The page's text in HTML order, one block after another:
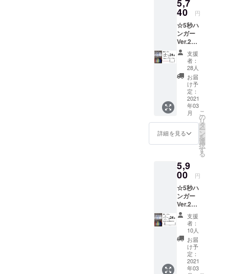
料：無
料
☆CAM
PFIRE
特別割
引価
格：
3600円
（税
込）
「定価
20％OF
F」 ※割
引率は
商品価
表記で
す。 ※
ご注文
状況、
使用部
材の供
給状
況、製
造工程
上の都
合等に
より出
荷時期
が遅れ
5,7
40 円
☆5秒ハ
ンガー
Ver.2×2
4セット
+ハンギ
ング
バー
(35cm)
×1個 ☆
販売予
定価
格：
6480円
+880円
＝7360
円（税
配送
料：無
料
☆CAM
PFIRE
特別割
引価
格：
5740円
（税
込）
「定価
22％OF
支援
者：
28人
お届
け予
定：
2021
年03
月
詳細を見る
こ
の
リ
タ
ー
ン
を
選
択
す
る
5,9
00 円
☆5秒ハ
ンガー
Ver.2×2
4セット
+ハンギ
ング
バー
(75cm)
×1個 ☆
販売予
定価
支援
者：
10人
お届
け予
定：
2021
年03